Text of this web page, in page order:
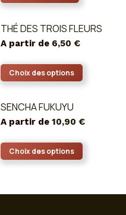
THÉ DES TROIS FLEURS
A partir de 6,50 €
Choix des options
produit
Les
options
SENCHA FUKUYU
A partir de 10,90 €
Choix des options
produit
plusieurs